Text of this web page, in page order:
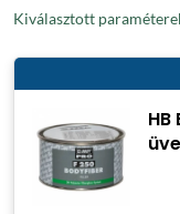
Kiválasztott